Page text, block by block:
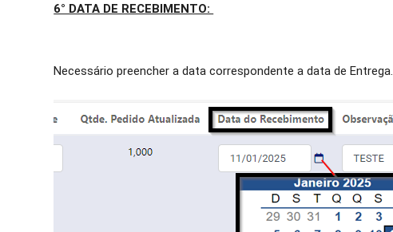
6° DATA DE RECEBIMENTO:
Necessário preencher a data correspondente a data de Entrega.